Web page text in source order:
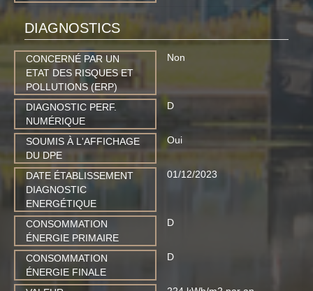
DIAGNOSTICS
CONCERNÉ PAR UN
ETAT DES RISQUES ET
POLLUTIONS (ERP)
Non
DIAGNOSTIC PERF.
NUMÉRIQUE
D
SOUMIS À L'AFFICHAGE
DU DPE
Oui
DATE ÉTABLISSEMENT
DIAGNOSTIC
ENERGÉTIQUE
01/12/2023
CONSOMMATION
ÉNERGIE PRIMAIRE
D
CONSOMMATION
ÉNERGIE FINALE
D